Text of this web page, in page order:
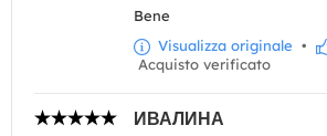
Bene
Visualizza originale •
Acquisto verificato
ИВАЛИНА